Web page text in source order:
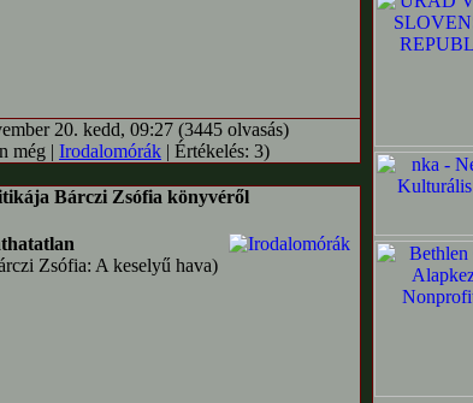
20. kedd, 09:27 (3445 olvasás)
még | Irodalomórák | Értékelés: 3)
Bárczi Zsófia könyvéről
Zsófia: A keselyű hava)